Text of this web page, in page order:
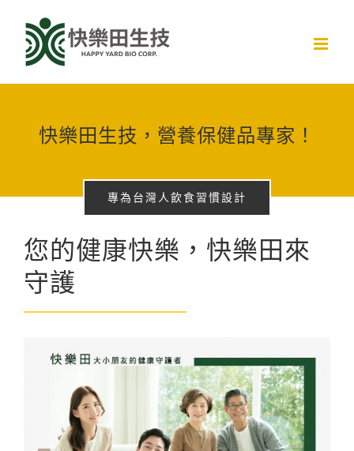
content
快樂田生技，營養保健品專家！
專為台灣人飲食習慣設計
您的健康快樂，快樂田來
守護